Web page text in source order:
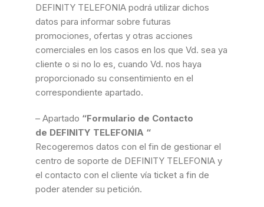
DEFINITY TELEFONIA podrá utilizar dichos
datos para informar sobre futuras
promociones, ofertas y otras acciones
comerciales en los casos en los que Vd. sea ya
cliente o si no lo es, cuando Vd. nos haya
proporcionado su consentimiento en el
correspondiente apartado.
– Apartado “Formulario de Contacto
de DEFINITY TELEFONIA “
Recogeremos datos con el fin de gestionar el
centro de soporte de DEFINITY TELEFONIA y
el contacto con el cliente vía ticket a fin de
poder atender su petición.